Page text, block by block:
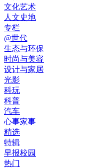
文化艺术
人文史地
专栏
@世代
生态与环保
时尚与美容
设计与家居
光影
科玩
科普
汽车
心事家事
精选
特辑
早报校园
热门